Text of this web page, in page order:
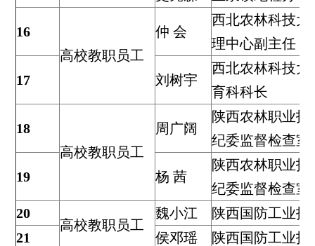
16
高校教职员工
仲 会
西北农林科技大
理中心副主任
17 刘树宇
西北农林科技大
育科科长
18
高校教职员工
周广阔
陕西农林职业技
纪委监督检查室
19 杨 茜
陕西农林职业技
纪委监督检查室
20
高校教职员工
魏小江
陕西国防工业
21
侯邓瑶
陕西国防工业